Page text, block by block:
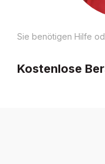
Sie benötigen Hilfe
Kostenlose